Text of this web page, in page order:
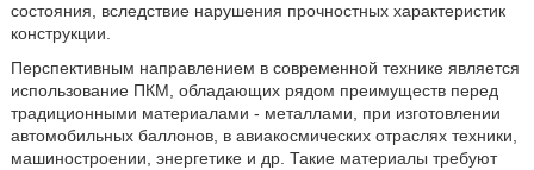
состояния, вследствие нарушения прочностных характеристик
конструкции.
Перспективным направлением в современной технике является
использование ПКМ, обладающих рядом преимуществ перед
традиционными материалами - металлами, при изготовлении
автомобильных баллонов, в авиакосмических отраслях техники,
машиностроении, энергетике и др. Такие материалы требуют